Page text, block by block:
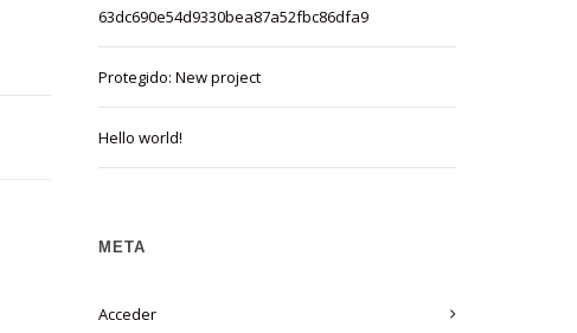
63dc690e54d9330bea87a52fbc86dfa9
Protegido: New project
Hello world!
META
Acceder